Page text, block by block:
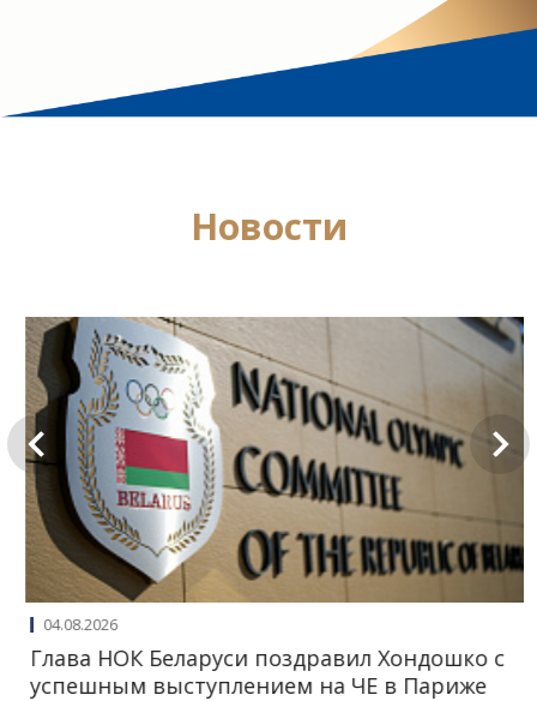
Hовости
04.08.2026
Глава НОК Беларуси поздравил Хондошко с
успешным выступлением на ЧЕ в Париже